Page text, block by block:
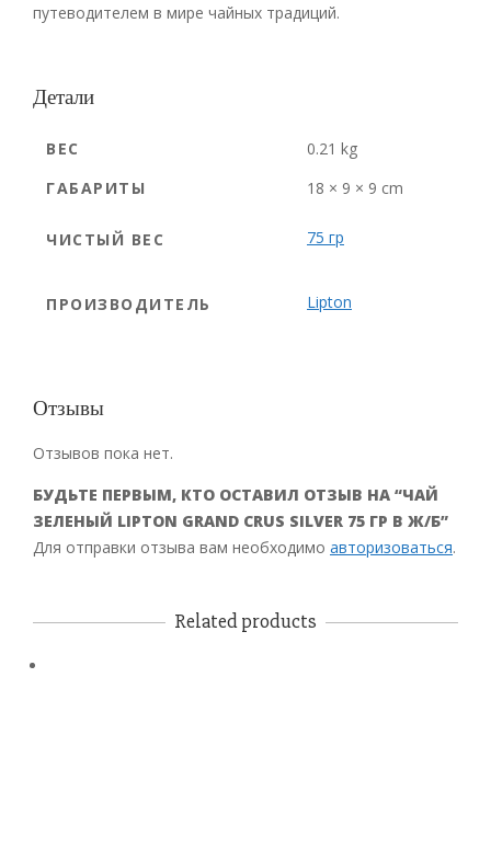
путеводителем в мире чайных традиций.
Детали
ВЕС
0.21 kg
ГАБАРИТЫ
18 × 9 × 9 cm
ЧИСТЫЙ ВЕС 75 гр
ПРОИЗВОДИТЕЛЬ Lipton
Отзывы
Отзывов пока нет.
БУДЬТЕ ПЕРВЫМ, КТО ОСТАВИЛ ОТЗЫВ НА “ЧАЙ
ЗЕЛЕНЫЙ LIPTON GRAND CRUS SILVER 75 ГР В Ж/Б”
Для отправки отзыва вам необходимо авторизоваться.
Related products